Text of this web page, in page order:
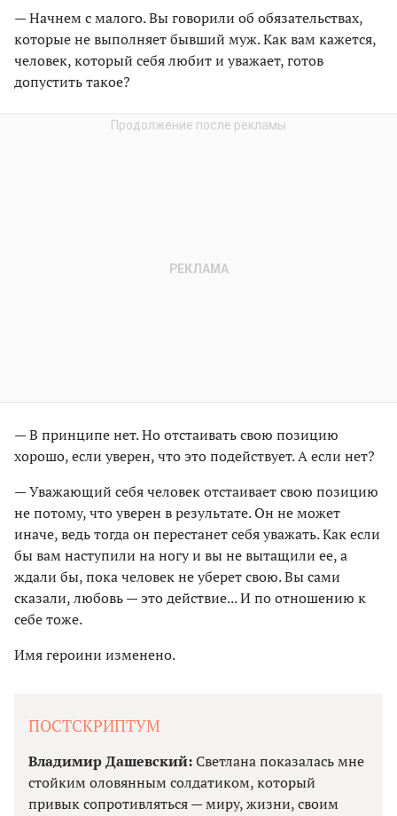
— Начнем с малого. Вы говорили об обязательствах,
которые не выполняет бывший муж. Как вам кажется,
человек, который себя любит и уважает, готов
допустить такое?
— В принципе нет. Но отстаивать свою позицию
хорошо, если уверен, что это подействует. А если нет?
— Уважающий себя человек отстаивает свою позицию
не потому, что уверен в результате. Он не может
иначе, ведь тогда он перестанет себя уважать. Как если
бы вам наступили на ногу и вы не вытащили ее, а
ждали бы, пока человек не уберет свою. Вы сами
сказали, любовь — это действие... И по отношению к
себе тоже.
Имя героини изменено.
ПОСТСКРИПТУМ
Владимир Дашевский:Светлана показалась мне
стойким оловянным солдатиком, который
привык сопротивляться — миру, жизни, своим